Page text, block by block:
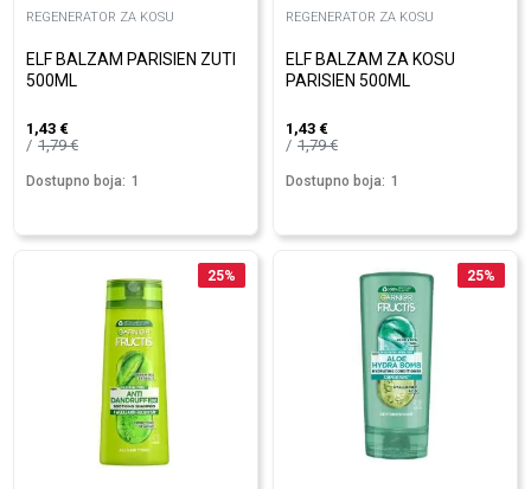
REGENERATOR ZA KOSU
ELF BALZAM PARISIEN ZUTI
500ML
1,43 €
1,79€
Dostupno boja: 1
REGENERATOR ZA KOSU
ELF BALZAM ZA KOSU
PARISIEN 500ML
1,43 €
1,79€
Dostupno boja: 1
25% 25%